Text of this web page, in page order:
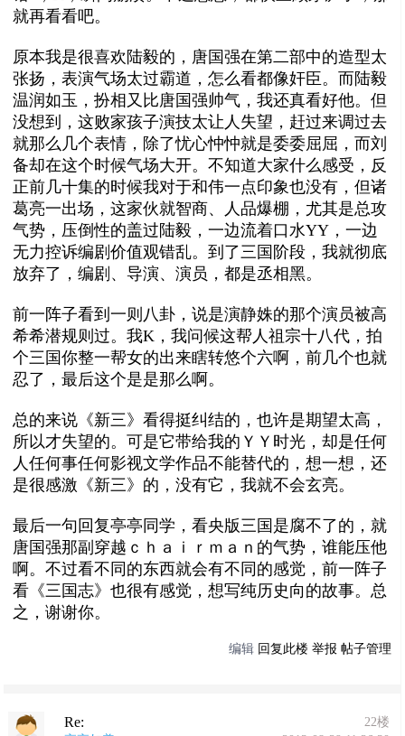
就再看看吧。
原本我是很喜欢陆毅的，唐国强在第二部中的造型太
张扬，表演气场太过霸道，怎么看都像奸臣。而陆毅
温润如玉，扮相又比唐国强帅气，我还真看好他。但
没想到，这败家孩子演技太让人失望，赶过来调过去
就那么几个表情，除了忧心忡忡就是委委屈屈，而刘
备却在这个时候气场大开。不知道大家什么感受，反
正前几十集的时候我对于和伟一点印象也没有，但诸
葛亮一出场，这家伙就智商、人品爆棚，尤其是总攻
气势，压倒性的盖过陆毅，一边流着口水YY，一边
无力控诉编剧价值观错乱。到了三国阶段，我就彻底
放弃了，编剧、导演、演员，都是丞相黑。
前一阵子看到一则八卦，说是演静姝的那个演员被高
希希潜规则过。我K，我问候这帮人祖宗十八代，拍
个三国你整一帮女的出来瞎转悠个六啊，前几个也就
忍了，最后这个是是那么啊。
总的来说《新三》看得挺纠结的，也许是期望太高，
所以才失望的。可是它带给我的ＹＹ时光，却是任何
人任何事任何影视文学作品不能替代的，想一想，还
是很感激《新三》的，没有它，我就不会玄亮。
最后一句回复亭亭同学，看央版三国是腐不了的，就
唐国强那副穿越ｃｈａｉｒｍａｎ的气势，谁能压他
啊。不过看不同的东西就会有不同的感觉，前一阵子
看《三国志》也很有感觉，想写纯历史向的故事。总
之，谢谢你。
编辑 回复此楼 举报 帖子管理
Re:
22楼